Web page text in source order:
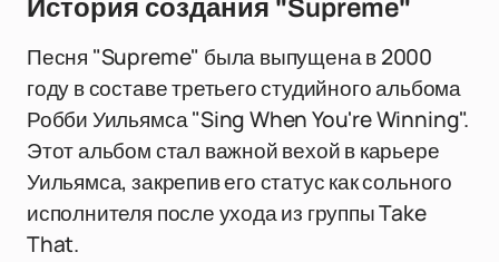
История создания "Supreme"
Песня "Supreme" была выпущена в 2000
году в составе третьего студийного альбома
Робби Уильямса "Sing When You're Winning".
Этот альбом стал важной вехой в карьере
Уильямса, закрепив его статус как сольного
исполнителя после ухода из группы Take
That.